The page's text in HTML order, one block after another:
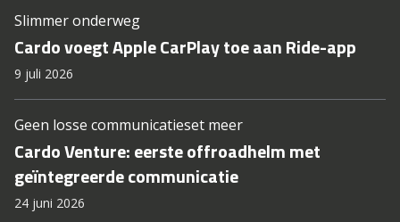
Slimmer onderweg
Cardo voegt Apple CarPlay toe aan Ride-app
9 juli 2026
Geen losse communicatieset meer
Cardo Venture: eerste offroadhelm met
geïntegreerde communicatie
24 juni 2026